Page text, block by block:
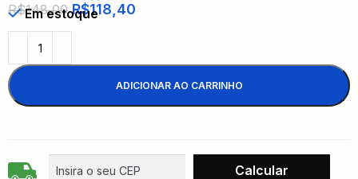
R$148,00 R$118,40
Em estoque
ADICIONAR AO CARRINHO